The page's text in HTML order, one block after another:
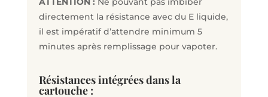
directement la résistance avec du E liquide,
il est impératif d’attendre minimum 5
minutes après remplissage pour vapoter.
Résistances intégrées dans la
cartouche :